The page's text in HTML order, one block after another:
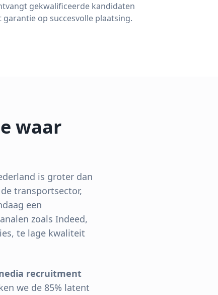
gekwalificeerde kandidaten
garantie op succesvolle plaatsing.
waar
is groter dan
transportsector,
een
zoals Indeed,
te lage kwaliteit
recruitment
we de 85% latent